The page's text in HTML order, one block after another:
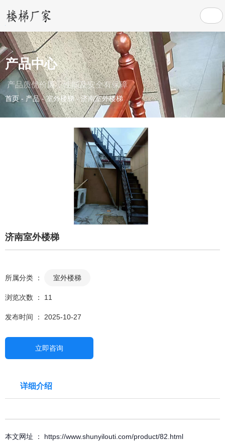
产品中心
产品质优价廉，性能及安全有保障
首页- 产品 -室外楼梯 -济南室外楼梯
济南室外楼梯
所属分类 ： 室外楼梯
浏览次数 ： 11
发布时间 ： 2025-10-27
立即咨询
详细介绍
本文网址 ： https://www.shunyilouti.com/product/82.html